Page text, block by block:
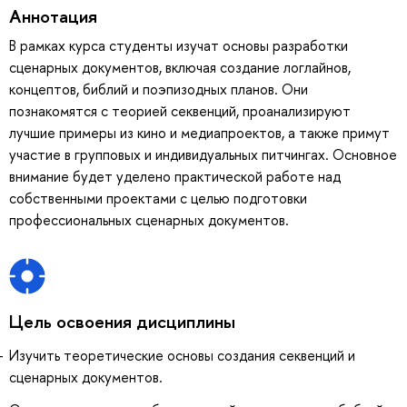
Аннотация
В рамках курса студенты изучат основы разработки
сценарных документов, включая создание логлайнов,
концептов, библий и поэпизодных планов. Они
познакомятся с теорией секвенций, проанализируют
лучшие примеры из кино и медиапроектов, а также примут
участие в групповых и индивидуальных питчингах. Основное
внимание будет уделено практической работе над
собственными проектами с целью подготовки
профессиональных сценарных документов.
Цель освоения дисциплины
Изучить теоретические основы создания секвенций и
сценарных документов.